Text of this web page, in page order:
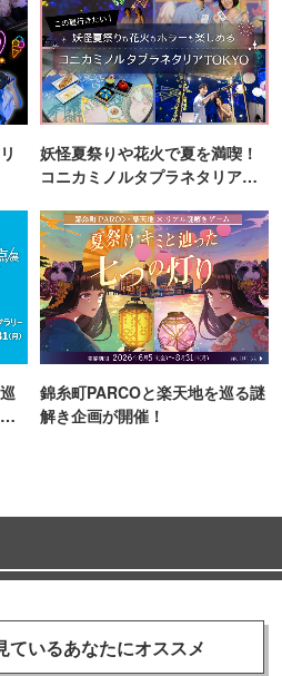
妖怪夏祭りや花火で夏を満喫！
コニカミノルタプラネタリア
錦糸町PARCOと楽天地を巡る謎
解き企画が開催！
ているあなたにオススメ